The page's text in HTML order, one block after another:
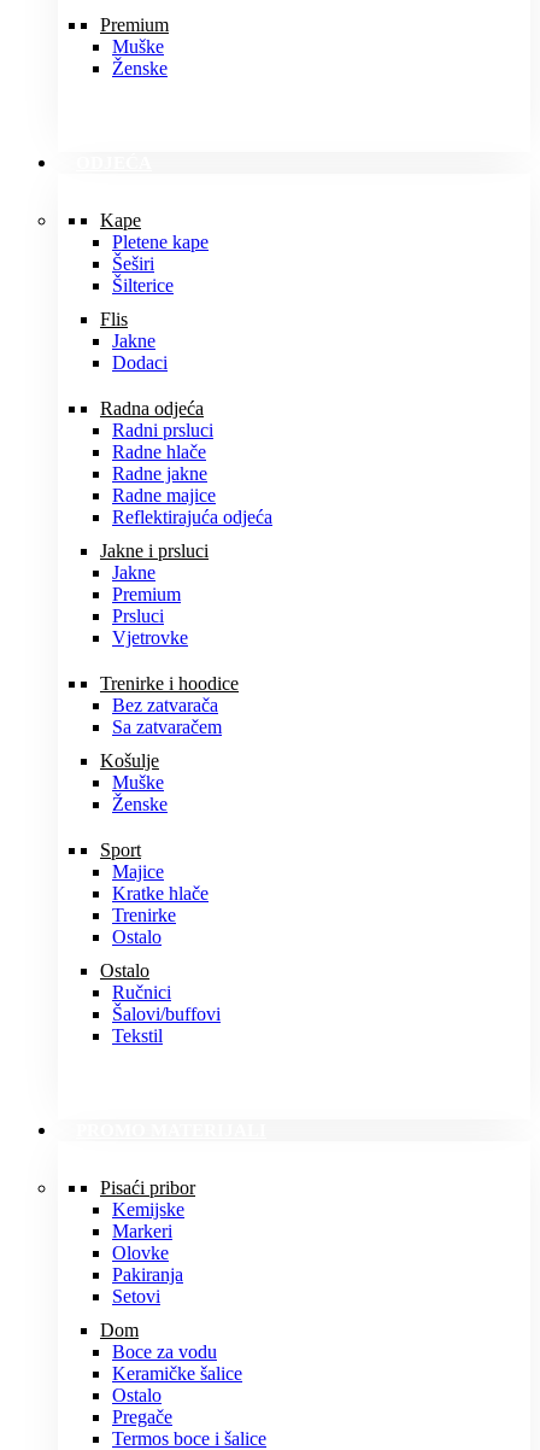
Premium
Muške
Ženske
Kape
Pletene kape
Šeširi
Šilterice
Flis
Jakne
Dodaci
Radna odjeća
Radni prsluci
Radne hlače
Radne jakne
Radne majice
Reflektirajuća odjeća
Jakne i prsluci
Jakne
Premium
Prsluci
Vjetrovke
Trenirke i hoodice
Bez zatvarača
Sa zatvaračem
Košulje
Muške
Ženske
Sport
Majice
Kratke hlače
Trenirke
Ostalo
Ostalo
Ručnici
Šalovi/buffovi
Tekstil
Pisaći pribor
Kemijske
Markeri
Olovke
Pakiranja
Setovi
Dom
Boce za vodu
Keramičke šalice
Ostalo
Pregače
Termos boce i šalice